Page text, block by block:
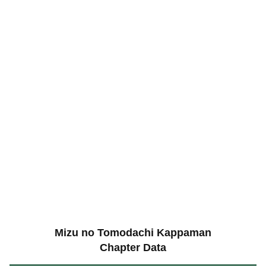
Mizu no Tomodachi Kappaman
Chapter Data